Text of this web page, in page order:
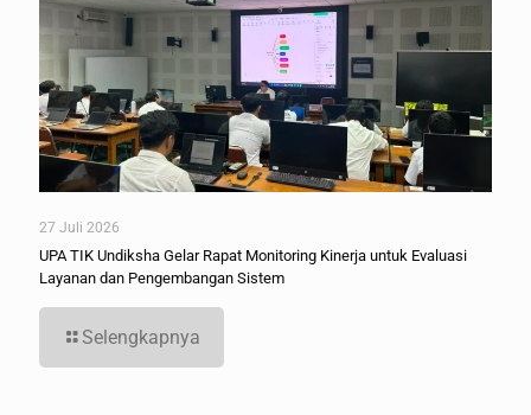
27 Juli 2026
UPA TIK Undiksha Gelar Rapat Monitoring Kinerja untuk Evaluasi
Layanan dan Pengembangan Sistem
Selengkapnya